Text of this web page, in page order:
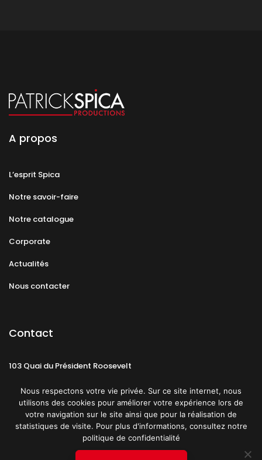
A propos
L’esprit Spica
Notre savoir-faire
Notre catalogue
Corporate
Actualités
Nous contacter
Contact
103 Quai du Président Roosevelt
CGU
Nous respectons votre vie privée. Sur ce site internet, nous
utilisons des cookies pour améliorer votre expérience lors de
votre navigation sur le site ainsi que pour la réalisation de
statistiques de visite. Pour plus d'informations, consultez notre
politique de confidentialité